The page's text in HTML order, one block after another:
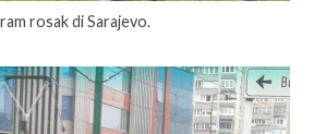
rosak di Sarajevo.